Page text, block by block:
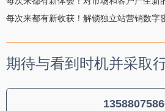
每次来都有新收获！解锁独立站营销数字
期待与看到时机并采取